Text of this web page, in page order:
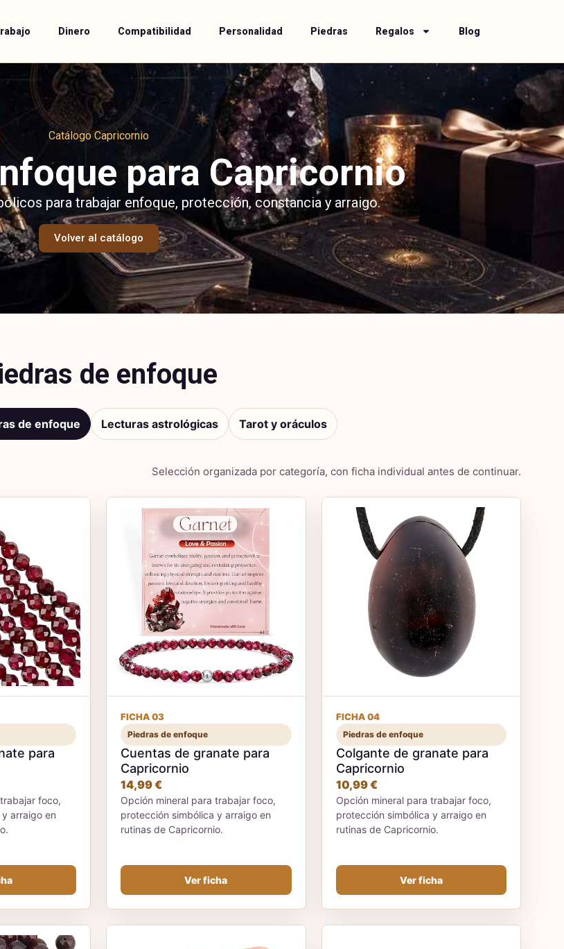
Dinero Compatibilidad Personalidad Piedras Regalos Blog
Catálogo Capricornio
para Capricornio
para trabajar enfoque, protección, constancia y arraigo.
Volver al catálogo
de enfoque
de enfoque Lecturas astrológicas Tarot y oráculos
Selección organizada por categoría, con ficha individual antes de continuar.
para
foco,
arraigo en
FICHA 03
Piedras de enfoque
Cuentas de granate para
Capricornio
14,99 €
Opción mineral para trabajar foco,
protección simbólica y arraigo en
rutinas de Capricornio.
Ver ficha
FICHA 04
Piedras de enfoque
Colgante de granate para
Capricornio
10,99 €
Opción mineral para trabajar foco,
protección simbólica y arraigo en
rutinas de Capricornio.
Ver ficha